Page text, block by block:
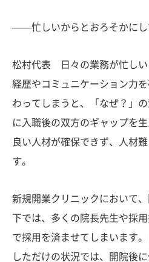
——忙しいからとおろそかにし
松村代表 日々の業務が忙しい
経歴やコミュニケーション力
わってしまうと、「なぜ？」
に入職後の双方のギャップを
良い人材が確保できず、人材
す。
新規開業クリニックにおいて
下では、多くの院長先生や採
で採用を済ませてしまいます
しただけの状況では、開院後